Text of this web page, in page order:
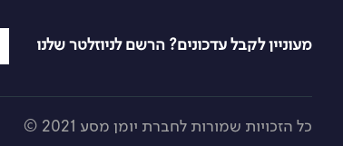
מעוניין לקבל עדכונים? הרשם לניוזלטר שלנו
כל הזכויות שמורות לחברת יומן מסע 2021 ©